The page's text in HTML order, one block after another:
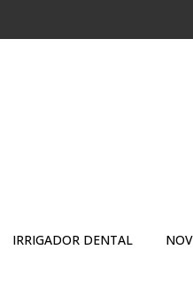
IRRIGADOR DENTAL